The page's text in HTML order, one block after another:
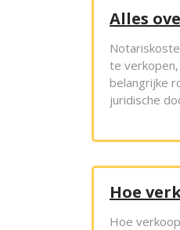
Alles
te
belangrijke
juridische
Hoe
Hoe